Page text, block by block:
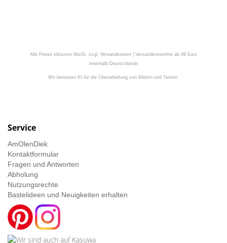
Alle Preise inklusive MwSt. zzgl. Versandkosten | Versandkostenfrei ab 49 Euro
innerhalb Deutschlands
Wir benutzen KI für die Überarbeitung von Bildern und Texten.
Service
AmOlenDiek
Kontaktformular
Fragen und Antworten
Abholung
Nutzungsrechte
Bastelideen und Neuigkeiten erhalten